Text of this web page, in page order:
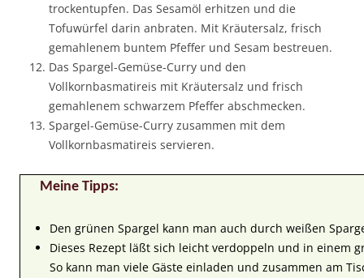
trockentupfen. Das Sesamöl erhitzen und die
Tofuwürfel darin anbraten. Mit Kräutersalz, frisch
gemahlenem buntem Pfeffer und Sesam bestreuen.
Das Spargel-Gemüse-Curry und den
Vollkornbasmatireis mit Kräutersalz und frisch
gemahlenem schwarzem Pfeffer abschmecken.
Spargel-Gemüse-Curry zusammen mit dem
Vollkornbasmatireis servieren.
Meine Tipps:
Den grünen Spargel kann man auch durch weißen
Dieses Rezept läßt sich leicht verdoppeln und in einem
So kann man viele Gäste einladen und zusammen am